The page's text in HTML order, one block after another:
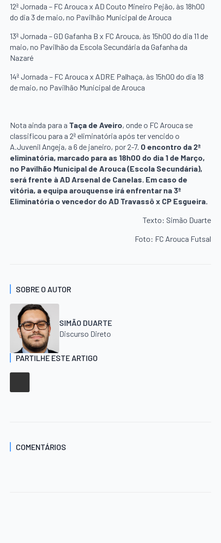
12ª Jornada – FC Arouca x AD Couto Mineiro Pejão, às 18h00
do dia 3 de maio, no Pavilhão Municipal de Arouca
13ª Jornada – GD Gafanha B x FC Arouca, às 15h00 do dia 11 de
maio, no Pavilhão da Escola Secundária da Gafanha da
Nazaré
14ª Jornada – FC Arouca x ADRE Palhaça, às 15h00 do dia 18
de maio, no Pavilhão Municipal de Arouca
Nota ainda para a Taça de Aveiro, onde o FC Arouca se
classificou para a 2ª eliminatória após ter vencido o
A.Juvenil Angeja, a 6 de janeiro, por 2-7. O encontro da 2ª
eliminatória, marcado para as 18h00 do dia 1 de Março,
no Pavilhão Municipal de Arouca (Escola Secundária),
será frente à AD Arsenal de Canelas. Em caso de
vitória, a equipa arouquense irá enfrentar na 3ª
Eliminatória o vencedor do AD Travassô x CP Esgueira.
Texto: Simão Duarte
Foto: FC Arouca Futsal
SOBRE O AUTOR
SIMÃO DUARTE
Discurso Direto
PARTILHE ESTE ARTIGO
COMENTÁRIOS